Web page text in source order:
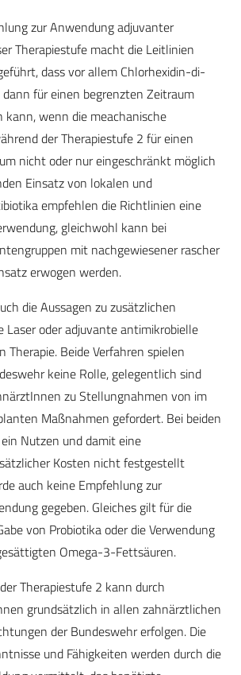
zur Anwendung adjuvanter
Therapiestufe macht die Leitlinien
dass vor allem Chlorhexidin-di-
für einen begrenzten Zeitraum
wenn die meachanische
der Therapiestufe 2 für einen
nicht oder nur eingeschränkt möglich
Einsatz von lokalen und
empfehlen die Richtlinien eine
gleichwohl kann bei
mit nachgewiesener rascher
erwogen werden.
die Aussagen zu zusätzlichen
Laser oder adjuvante antimikrobielle
Therapie. Beide Verfahren spielen
keine Rolle, gelegentlich sind
zu Stellungnahmen von im
Maßnahmen gefordert. Bei beiden
Nutzen und damit eine
Kosten nicht festgestellt
auch keine Empfehlung zur
gegeben. Gleiches gilt für die
von Probiotika oder die Verwendung
Omega-3-Fettsäuren.
Therapiestufe 2 kann durch
grundsätzlich in allen zahnärztlichen
der Bundeswehr erfolgen. Die
und Fähigkeiten werden durch die